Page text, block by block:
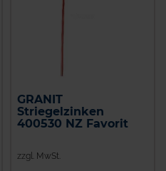
GRANIT
Striegelzinken
400530 NZ Favorit
zzgl. MwSt.